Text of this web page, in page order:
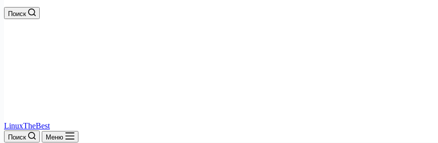
Поиск
LinuxTheBest
Поиск Меню